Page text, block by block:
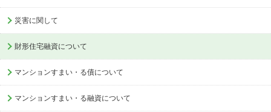
災害に関して
財形住宅融資について
マンションすまい・る債について
マンションすまい・る融資について